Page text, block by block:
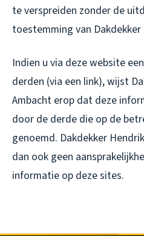
te verspreiden zonder de
toestemming van
Indien u via deze website
derden (via een link), wijst
Ambacht erop dat deze
door de derde die op de
genoemd. Dakdekker
dan ook geen
informatie op deze sites.